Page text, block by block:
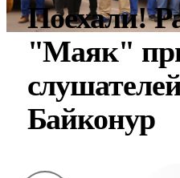
Поехали!
"Маяк"
Байконур